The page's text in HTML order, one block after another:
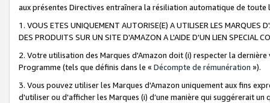
aux présentes Directives entraînera la résiliation automatique de
1. VOUS ETES UNIQUEMENT AUTORISE(E) A UTILISER LES MARQUES
DES PRODUITS SUR UN SITE D'AMAZON A L'AIDE D'UN LIEN SPECIAL
2. Votre utilisation des Marques d'Amazon doit (i) respecter la
Programme (tels que définis dans le « Décompte de rémunération »).
3. Vous pouvez utiliser les Marques d'Amazon uniquement aux fins
d'utiliser ou d'afficher les Marques (i) d’une manière qui suggérerait